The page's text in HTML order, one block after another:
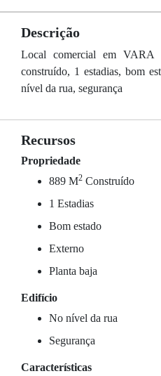
Descrição
Local comercial em
construído, 1 estadias, bom
nível da rua, segurança
Recursos
Propriedade
889 M2 Construído
1 Estadias
Bom estado
Externo
Planta baja
Edifício
No nível da rua
Segurança
Características